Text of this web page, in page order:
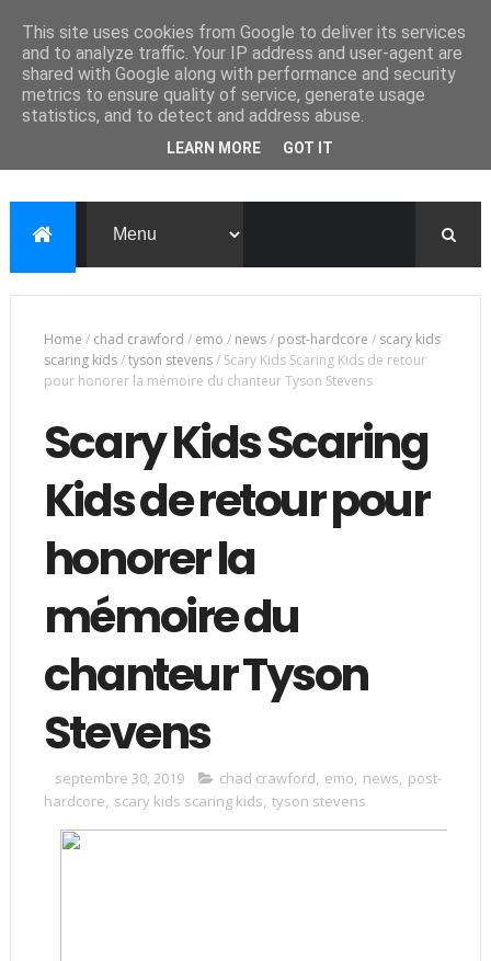
Home / chad crawford / emo / news/ post-hardcore / scary kids
scaring kids/tyson stevens/ Scary Kids Scaring Kids de retour
pour honorer la mémoire du chanteur Tyson Stevens
Scary Kids Scaring
Kids de retour pour
honorer la
mémoire du
chanteur Tyson
Stevens
septembre 30, 2019 chad crawford, emo, news, post-
hardcore, scary kids scaring kids, tyson stevens
This site uses cookies from Google to deliver its services
and to analyze traffic. Your IP address and user-agent are
shared with Google along with performance and security
metrics to ensure quality of service, generate usage
statistics, and to detect and address abuse.
LEARN MORE GOT IT